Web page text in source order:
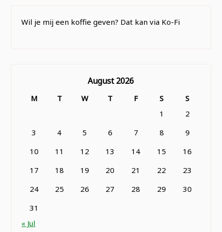
Wil je mij een koffie geven? Dat kan via Ko-Fi
August 2026
M T W T F S
S
1
2
3
4 5 6 7 8
9
10
11 12 13 14 15
16
17
18 19 20 21 22
23
24
25 26 27 28 29
30
31
« Jul